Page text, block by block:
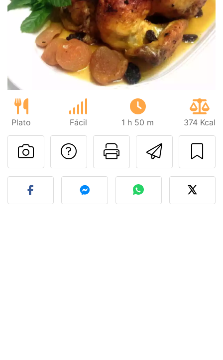
Plato Fácil 1 h 50 m 374 Kcal
Imprimir
Preguntar al autor
Publicar la foto de esta